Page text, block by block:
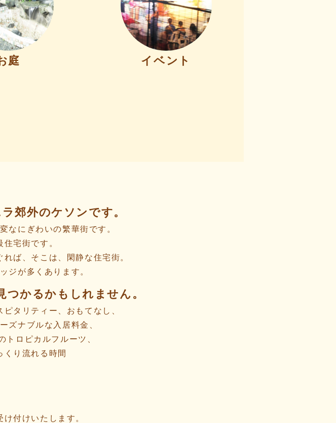
庭 イベント
郊外のケソンです。
なにぎわいの繁華街です。
住宅街です。
ば、そこは、閑静な住宅街。
ジが多くあります。
かるかもしれません。
タリティー、おもてなし、
ズナブルな入居料金、
トロピカルフルーツ、
くり流れる時間
付けいたします。